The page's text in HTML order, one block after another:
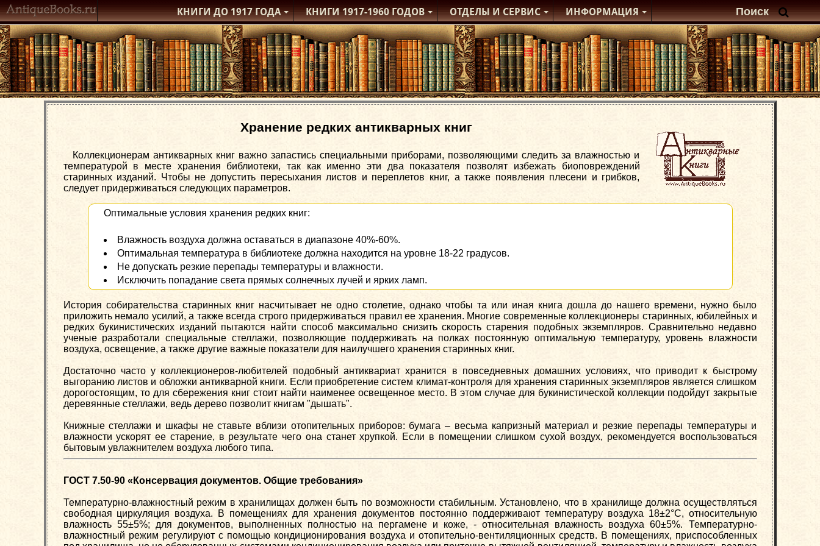
КНИГИ ДО 1917ГОДА КНИГИ1917-1960ГОДОВ ОТДЕЛЫИ СЕРВИС ИНФОРМАЦИЯ
Хранение редких антикварных книг
Коллекционерам антикварных книг важно запастись специальными приборами, позволяющими следить за влажностью и
температурой в месте хранения библиотеки, так как именно эти два показателя позволят избежать биоповреждений
старинных изданий. Чтобы не допустить пересыхания листов и переплетов книг, а также появления плесени и грибков,
следует придерживаться следующих параметров.
Оптимальные условия хранения редких книг:
Влажность воздуха должна оставаться в диапазоне 40%-60%.
Оптимальная температура в библиотеке должна находится на уровне 18-22 градусов.
Не допускать резкие перепады температуры и влажности.
Исключить попадание света прямых солнечных лучей и ярких ламп.
История собирательства старинных книг насчитывает не одно столетие, однако чтобы та или иная книга дошла до нашего времени, нужно было
приложить немало усилий, а также всегда строго придерживаться правил ее хранения. Многие современные коллекционеры старинных, юбилейных и
редких букинистических изданий пытаются найти способ максимально снизить скорость старения подобных экземпляров. Сравнительно недавно
ученые разработали специальные стеллажи, позволяющие поддерживать на полках постоянную оптимальную температуру, уровень влажности
воздуха, освещение, а также другие важные показатели для наилучшего хранения старинных книг.
Достаточно часто у коллекционеров-любителей подобный антиквариат хранится в повседневных домашних условиях, что приводит к быстрому
выгоранию листов и обложки антикварной книги. Если приобретение систем климат-контроля для хранения старинных экземпляров является слишком
дорогостоящим, то для сбережения книг стоит найти наименее освещенное место. В этом случае для букинистической коллекции подойдут закрытые
деревянные стеллажи, ведь дерево позволит книгам "дышать".
Книжные стеллажи и шкафы не ставьте вблизи отопительных приборов: бумага – весьма капризный материал и резкие перепады температуры и
влажности ускорят ее старение, в результате чего она станет хрупкой. Если в помещении слишком сухой воздух, рекомендуется воспользоваться
бытовым увлажнителем воздуха любого типа.
ГОСТ 7.50-90 «Консервация документов. Общие требования»
Температурно-влажностный режим в хранилищах должен быть по возможности стабильным. Установлено, что в хранилище должна осуществляться
свободная циркуляция воздуха. В помещениях для хранения документов постоянно поддерживают температуру воздуха 18±2°С, относительную
влажность 55±5%; для документов, выполненных полностью на пергамене и коже, - относительная влажность воздуха 60±5%. Температурно-
влажностный режим регулируют с помощью кондиционирования воздуха и отопительно-вентиляционных средств. В помещениях, приспособленных